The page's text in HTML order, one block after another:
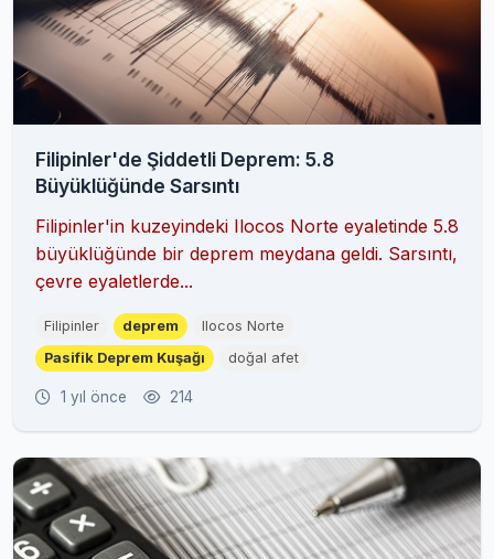
Filipinler'de Şiddetli Deprem: 5.8
Büyüklüğünde Sarsıntı
Filipinler'in kuzeyindeki Ilocos Norte eyaletinde 5.8
büyüklüğünde bir deprem meydana geldi. Sarsıntı,
çevre eyaletlerde...
Filipinler deprem
Ilocos Norte
Pasifik Deprem Kuşağı
doğal afet
1 yıl önce 214